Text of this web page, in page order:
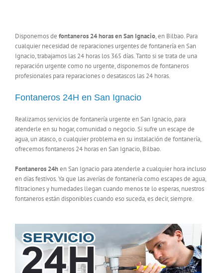
Disponemos de fontaneros 24 horas en San Ignacio, en Bilbao. Para
cualquier necesidad de reparaciones urgentes de fontanería en San
Ignacio, trabajamos las 24 horas los 365 días. Tanto si se trata de una
reparación urgente como no urgente, disponemos de fontaneros
profesionales para reparaciones o desatascos las 24 horas.
Fontaneros 24H en San Ignacio
Realizamos servicios de fontanería urgente en San Ignacio, para
atenderle en su hogar, comunidad o negocio. Si sufre un escape de
agua, un atasco, o cualquier problema en su instalación de fontanería,
ofrecemos fontaneros 24 horas en San Ignacio, Bilbao.
Fontaneros 24hen San Ignacio para atenderle a cualquier hora incluso
en días festivos. Ya que las averías de fontanería como escapes de agua,
filtraciones y humedades llegan cuando menos te lo esperas, nuestros
fontaneros están disponibles cuando eso suceda, es decir, siempre.